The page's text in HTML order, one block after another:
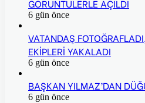
GÖRÜNTÜLERLE AÇILDI
6 gün önce
VATANDAŞ
EKİPLERİ YAKALADI
6 gün önce
BAŞKAN YILMAZ’DAN
6 gün önce